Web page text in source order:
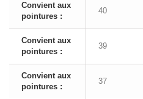
Convient aux
pointures :
40
Convient aux
pointures :
39
Convient aux
pointures :
37